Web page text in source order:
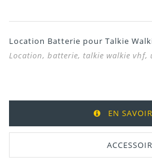
Location Batterie pour Talkie
Location, batterie, talkie walkie vhf,
EN